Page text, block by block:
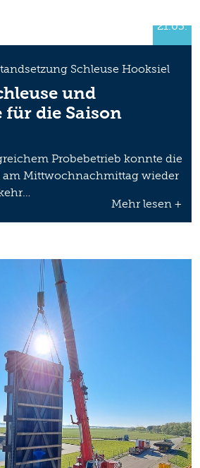
21.05.
Schleuse Hooksiel
und
für die Saison
Probebetrieb konnte die
am Mittwochnachmittag wieder
Mehr lesen +